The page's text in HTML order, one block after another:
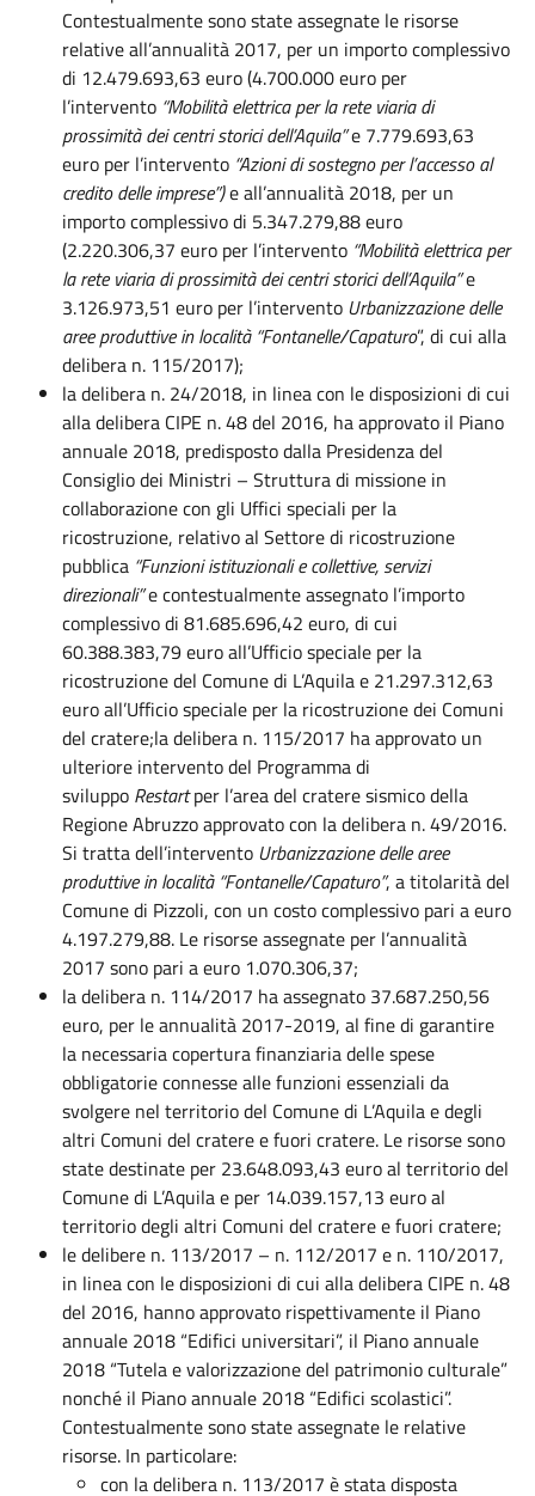
Contestualmente sono state assegnate le risorse
relative all’annualità 2017, per un importo complessivo
di 12.479.693,63 euro (4.700.000 euro per
l’intervento “Mobilità elettrica per la rete viaria di
prossimità dei centri storici dell’Aquila”e 7.779.693,63
euro per l’intervento “Azioni di sostegno per l’accesso al
credito delle imprese”)e all’annualità 2018, per un
importo complessivo di 5.347.279,88 euro
(2.220.306,37 euro per l’intervento “Mobilità elettrica per
la rete viaria di prossimità dei centri storici dell’Aquila”e
3.126.973,51 euro per l’intervento Urbanizzazione delle
aree produttive in località “Fontanelle/Capaturo”, di cui alla
delibera n. 115/2017);
la delibera n. 24/2018, in linea con le disposizioni di cui
alla delibera CIPE n. 48 del 2016, ha approvato il Piano
annuale 2018, predisposto dalla Presidenza del
Consiglio dei Ministri – Struttura di missione in
collaborazione con gli Uffici speciali per la
ricostruzione, relativo al Settore di ricostruzione
pubblica “Funzioni istituzionali e collettive, servizi
direzionali”e contestualmente assegnato l’importo
complessivo di 81.685.696,42 euro, di cui
60.388.383,79 euro all’Ufficio speciale per la
ricostruzione del Comune di L’Aquila e 21.297.312,63
euro all’Ufficio speciale per la ricostruzione dei Comuni
del cratere;la delibera n. 115/2017 ha approvato un
ulteriore intervento del Programma di
sviluppo Restartper l’area del cratere sismico della
Regione Abruzzo approvato con la delibera n. 49/2016.
Si tratta dell’intervento Urbanizzazione delle aree
produttive in località “Fontanelle/Capaturo”, a titolarità del
Comune di Pizzoli, con un costo complessivo pari a euro
4.197.279,88. Le risorse assegnate per l’annualità
2017 sono pari a euro 1.070.306,37;
la delibera n. 114/2017 ha assegnato 37.687.250,56
euro, per le annualità 2017-2019, al fine di garantire
la necessaria copertura finanziaria delle spese
obbligatorie connesse alle funzioni essenziali da
svolgere nel territorio del Comune di L’Aquila e degli
altri Comuni del cratere e fuori cratere. Le risorse sono
state destinate per 23.648.093,43 euro al territorio del
Comune di L’Aquila e per 14.039.157,13 euro al
territorio degli altri Comuni del cratere e fuori cratere;
le delibere n. 113/2017 – n. 112/2017 e n. 110/2017,
in linea con le disposizioni di cui alla delibera CIPE n. 48
del 2016, hanno approvato rispettivamente il Piano
annuale 2018 “Edifici universitari”, il Piano annuale
2018 “Tutela e valorizzazione del patrimonio culturale”
nonché il Piano annuale 2018 “Edifici scolastici”.
Contestualmente sono state assegnate le relative
risorse. In particolare:
con la delibera n. 113/2017 è stata disposta